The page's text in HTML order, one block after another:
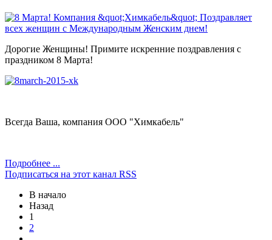
Дорогие Женщины! Примите искренние поздравления с
праздником 8 Марта!
Всегда Ваша, компания ООО "Химкабель"
Подробнее ...
Подписаться на этот канал RSS
В начало
Назад
1
2